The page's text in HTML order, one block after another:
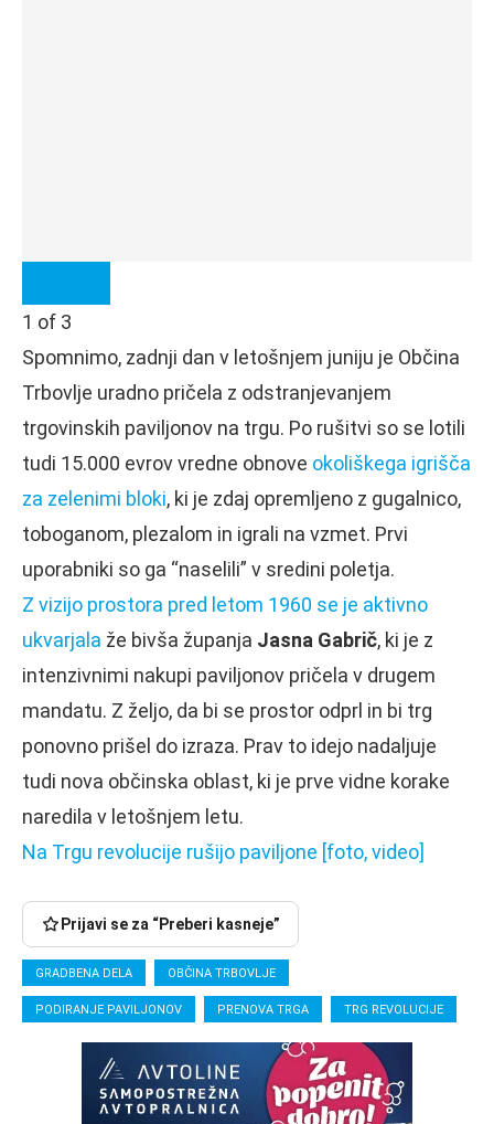
1 of 3
Spomnimo, zadnji dan v letošnjem juniju je Občina
Trbovlje uradno pričela z odstranjevanjem
trgovinskih paviljonov na trgu. Po rušitvi so se lotili
tudi 15.000 evrov vredne obnove okoliškega igrišča
za zelenimi bloki, ki je zdaj opremljeno z gugalnico,
toboganom, plezalom in igrali na vzmet. Prvi
uporabniki so ga “naselili” v sredini poletja.
Z vizijo prostora pred letom 1960 se je aktivno
ukvarjala že bivša županja Jasna Gabrič, ki je z
intenzivnimi nakupi paviljonov pričela v drugem
mandatu. Z željo, da bi se prostor odprl in bi trg
ponovno prišel do izraza. Prav to idejo nadaljuje
tudi nova občinska oblast, ki je prve vidne korake
naredila v letošnjem letu.
Na Trgu revolucije rušijo paviljone [foto, video]
Prijavi se za “Preberi kasneje”
GRADBENA DELA OBČINA TRBOVLJE
PODIRANJE PAVILJONOV PRENOVA TRGA TRG REVOLUCIJE